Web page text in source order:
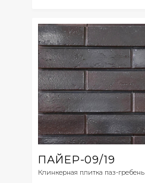
ПАЙЕР-09/19
Клинкерная плитка паз-гребень